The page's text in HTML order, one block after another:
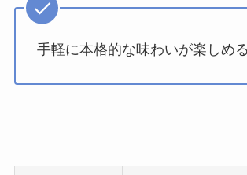
手軽に本格的な味わいが楽しめる